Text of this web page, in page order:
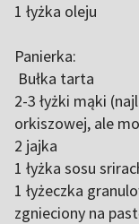
1 łyżka oleju
Panierka:
Bułka tarta
2-3 łyżki mąki
orkiszowej, ale
2 jajka
1 łyżka sosu
1 łyżeczka
zgnieciony na